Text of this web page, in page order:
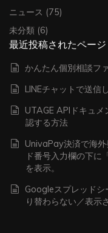
ニュース (75)
未分類 (6)
最近投稿されたページ
かんたん個別相談フ
LINEチャットで送信
UTAGE APIドキュ
認する方法
UnivaPay決済で海
ド番号入力欄の下に
を表示。
Googleスプレッドシ
り替わらない／表示